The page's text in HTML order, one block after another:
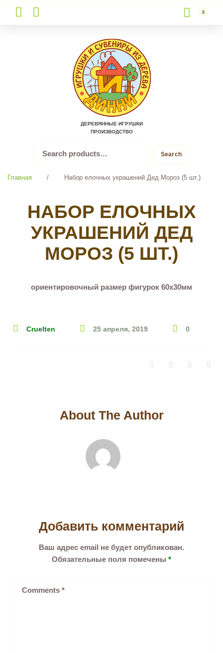
to
content
0
ДЕРЕВЯННЫЕ ИГРУШКИ
ПРОИЗВОДСТВО
for:
Search
Главная / Набор елочных украшений Дед Мороз (5 шт.)
НАБОР ЕЛОЧНЫХ
УКРАШЕНИЙ ДЕД
МОРОЗ (5 ШТ.)
ориентировочный размер фигурок 60х30мм
Cruelten 25 апреля, 2019 0
FacebookTwitter Google+
About The Author
Добавить комментарий
Ваш адрес email не будет опубликован.
Обязательные поля помечены *